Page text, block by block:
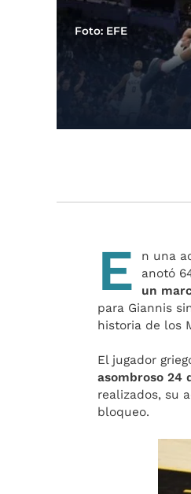
Foto: EFE
E
n una
anotó
un
para Giannis
historia de los
El jugador
asombroso 24
realizados, su
bloqueo.